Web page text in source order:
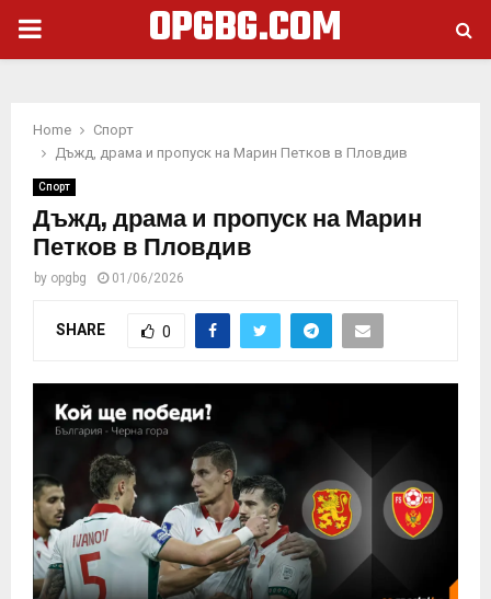
PRIMARY
OPGBG.COM
Home
Спорт
Дъжд, драма и пропуск на Марин Петков в Пловдив
Спорт
Дъжд, драма и пропуск на Марин
Петков в Пловдив
by opgbg 01/06/2026
SHARE 0